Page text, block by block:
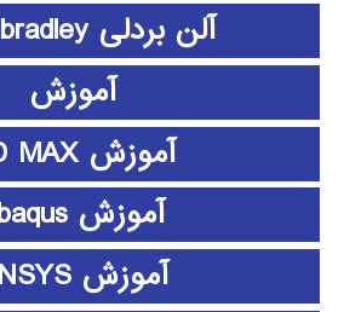
آلن بردلی Allen bradley
آموزش
آموزش 3D MAX
آموزش abaqus
آموزش ANSYS